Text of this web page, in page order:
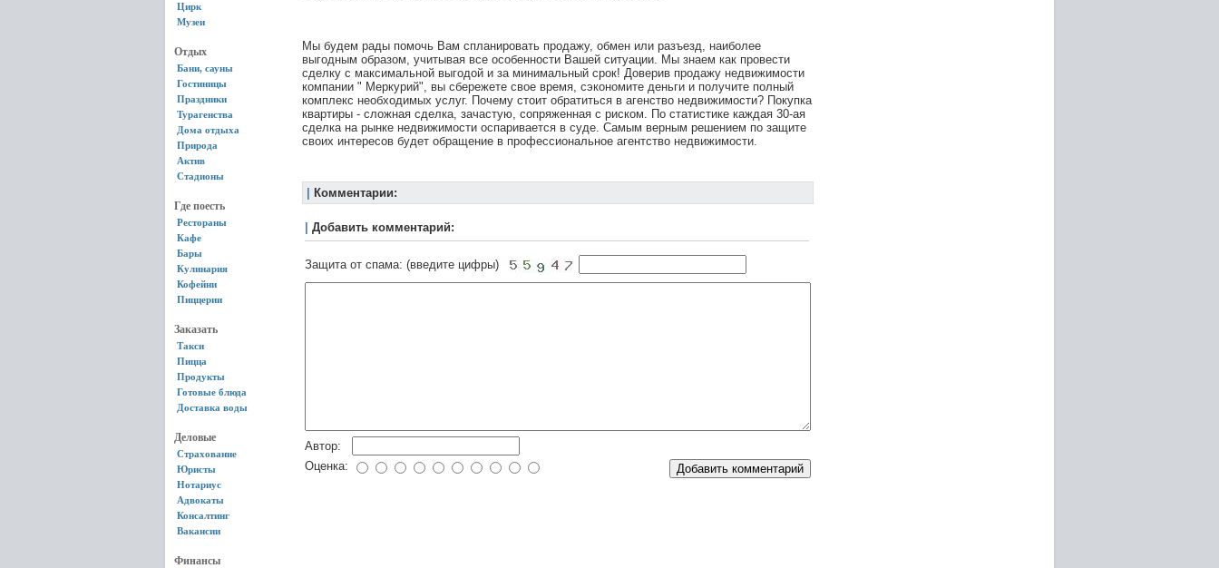
Цирк
Музеи
Отдых
Бани, сауны
Гостиницы
Праздники
Турагенства
Дома отдыха
Природа
Актив
Стадионы
Где поесть
Рестораны
Кафе
Бары
Кулинария
Кофейни
Пиццерии
Заказать
Такси
Пицца
Продукты
Готовые блюда
Доставка воды
Деловые
Страхование
Юристы
Нотариус
Адвокаты
Консалтинг
Вакансии
Финансы
Мы будем рады помочь Вам спланировать продажу, обмен или разъезд, наиболее
выгодным образом, учитывая все особенности Вашей ситуации. Мы знаем как провести
сделку с максимальной выгодой и за минимальный срок! Доверив продажу недвижимости
компании " Меркурий", вы сбережете свое время, сэкономите деньги и получите полный
комплекс необходимых услуг. Почему стоит обратиться в агенство недвижимости? Покупка
квартиры - сложная сделка, зачастую, сопряженная с риском. По статистике каждая 30-ая
сделка на рынке недвижимости оспаривается в суде. Самым верным решением по защите
своих интересов будет обращение в профессиональное агентство недвижимости.
Комментарии:
Добавить комментарий:
Защита от спама: (введите цифры)
Автор:
Оценка: